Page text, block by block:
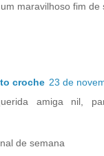
maravilhoso fim de
croche 23 de
amiga nil,
de semana